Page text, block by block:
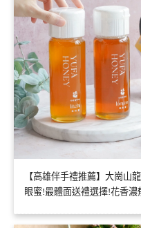
【高雄伴手禮推薦】大崗山
眼蜜!最體面送禮選擇!花香濃